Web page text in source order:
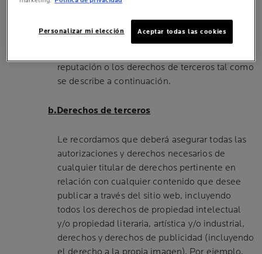
uso privado en cumplimiento de su fin previsto.
reputación o los derechos de terceros tal como
se describe a continuación.
b.Derechos de terceros
Le recordamos que deberá asegurar todas las
autorizaciones y derechos necesarios de
cualquier titular de derechos pertinente en
relación con cualquier contenido que desee
publicar a través del sitio web, incluyendo
todos los derechos de propiedad intelectual
y/o propiedad literaria, artística y/o industrial,
derechos y derechos de publicidad (incluyendo
Aceptar todas las cookies
Personalizar mi elección